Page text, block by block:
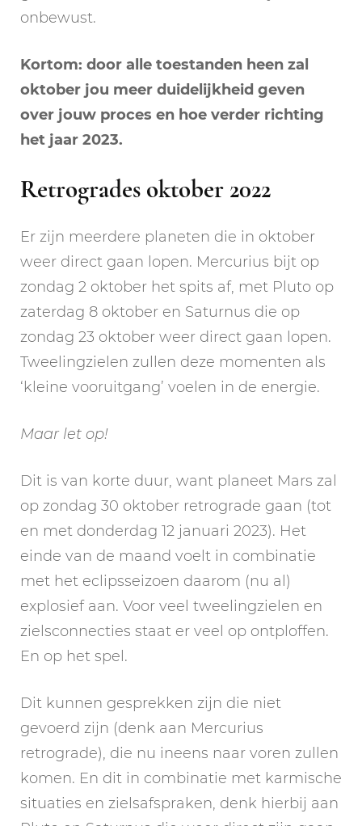
onbewust.
Kortom: door alle toestanden heen zal
oktober jou meer duidelijkheid geven
over jouw proces en hoe verder richting
het jaar 2023.
Retrogrades oktober 2022
Er zijn meerdere planeten die in oktober
weer direct gaan lopen. Mercurius bijt op
zondag 2 oktober het spits af, met Pluto op
zaterdag 8 oktober en Saturnus die op
zondag 23 oktober weer direct gaan lopen.
Tweelingzielen zullen deze momenten als
‘kleine vooruitgang’ voelen in de energie.
Maar let op!
Dit is van korte duur, want planeet Mars zal
op zondag 30 oktober retrograde gaan (tot
en met donderdag 12 januari 2023). Het
einde van de maand voelt in combinatie
met het eclipsseizoen daarom (nu al)
explosief aan. Voor veel tweelingzielen en
zielsconnecties staat er veel op ontploffen.
En op het spel.
Dit kunnen gesprekken zijn die niet
gevoerd zijn (denk aan Mercurius
retrograde), die nu ineens naar voren zullen
komen. En dit in combinatie met karmische
situaties en zielsafspraken, denk hierbij aan